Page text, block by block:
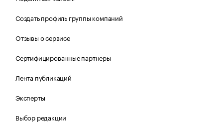
Создать профиль группы компаний
Отзывы о сервисе
Сертифицированные партнеры
Лента публикаций
Эксперты
Выбор редакции